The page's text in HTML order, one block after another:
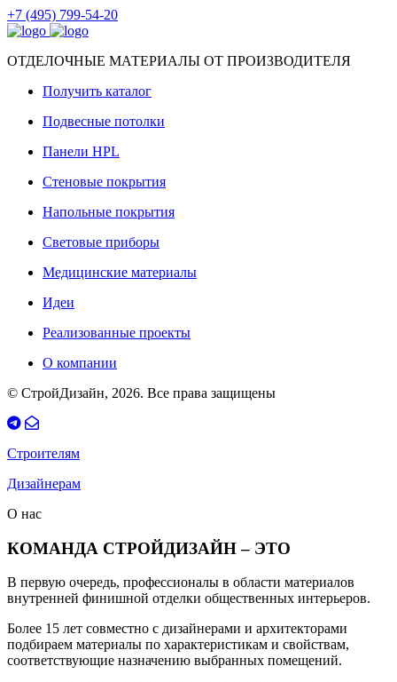
+7 (495) 799-54-20
ОТДЕЛОЧНЫЕ МАТЕРИАЛЫ ОТ ПРОИЗВОДИТЕЛЯ
Получить каталог
Подвесные потолки
Панели HPL
Стеновые покрытия
Напольные покрытия
Световые приборы
Медицинские материалы
Идеи
Реализованные проекты
О компании
© СтройДизайн, 2026. Все права защищены
Строителям
Дизайнерам
О нас
КОМАНДА СТРОЙДИЗАЙН – ЭТО
В первую очередь, профессионалы в области материалов
внутренней финишной отделки общественных интерьеров.
Более 15 лет совместно с дизайнерами и архитекторами
подбираем материалы по характеристикам и свойствам,
соответствующие назначению выбранных помещений.